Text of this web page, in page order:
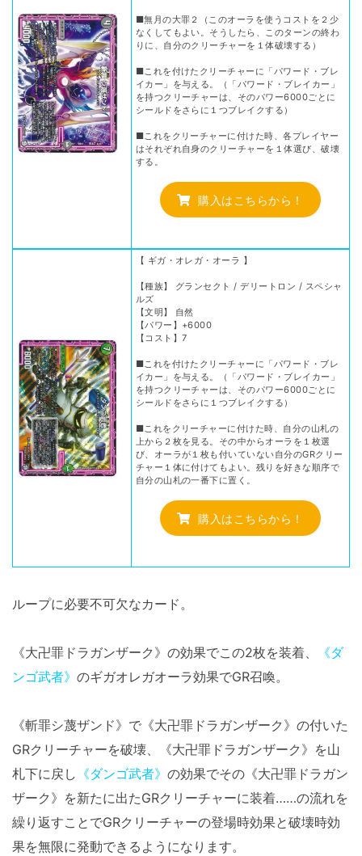
■無月の大罪２（このオーラを使うコストを２少
なくしてもよい。そうしたら、このターンの終わ
りに、自分のクリーチャーを１体破壊する）
■これを付けたクリーチャーに「パワード・ブレ
イカー」を与える。（「パワード・ブレイカー」
を持つクリーチャーは、そのパワー6000ごとに
シールドをさらに１つブレイクする）
■これをクリーチャーに付けた時、各プレイヤー
はそれぞれ自身のクリーチャーを１体選び、破壊
する。
購入はこちらから！
【 ギガ・オレガ・オーラ 】
【種族】 グランセクト / デリートロン / スペシャ
ルズ
【文明】 自然
【パワー】+6000
【コスト】7
■これを付けたクリーチャーに「パワード・ブレ
イカー」を与える。（「パワード・ブレイカー」
を持つクリーチャーは、そのパワー6000ごとに
シールドをさらに１つブレイクする）
■これをクリーチャーに付けた時、自分の山札の
上から２枚を見る。その中からオーラを１枚選
び、オーラが１枚も付いていない自分のGRクリー
チャー１体に付けてもよい。残りを好きな順序で
自分の山札の一番下に置く。
購入はこちらから！
ループに必要不可欠なカード。
《大卍罪ドラガンザーク》の効果でこの2枚を装着、
《ダ
ンゴ武者》 のギガオレガオーラ効果でGR召喚。
《斬罪シ蔑ザンド》で《大卍罪ドラガンザーク》の付いた
GRクリーチャーを破壊、《大卍罪ドラガンザーク》を山
札下に戻し 《ダンゴ武者》 の効果でその《大卍罪ドラガン
ザーク》を新たに出たGRクリーチャーに装着……の流れを
繰り返すことでGRクリーチャーの登場時効果と破壊時効
果を無限に発動できるようになります。